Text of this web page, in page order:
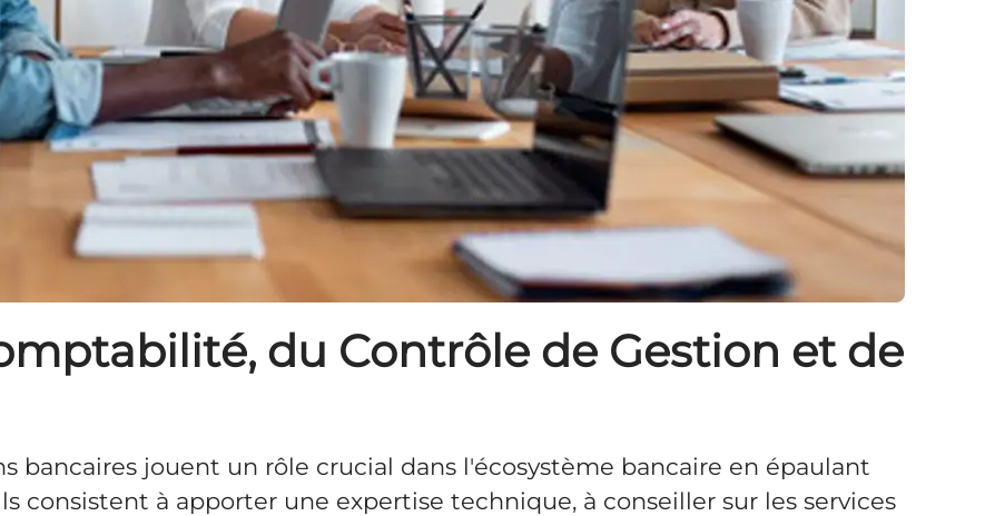
du Contrôle de Gestion et de
bancaires jouent un rôle crucial dans l'écosystème bancaire en épaulant
consistent à apporter une expertise technique, à conseiller sur les services